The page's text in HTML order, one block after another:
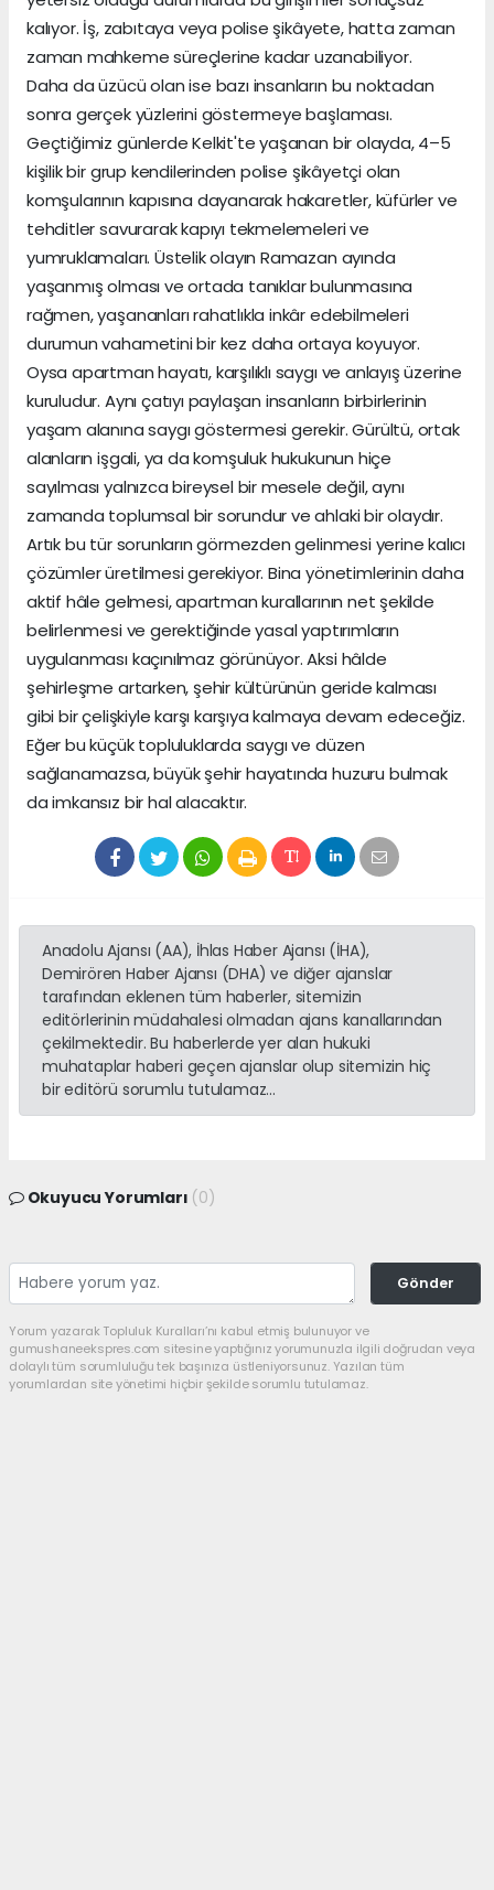
kalıyor. İş, zabıtaya veya polise şikâyete, hatta zaman
zaman mahkeme süreçlerine kadar uzanabiliyor.
Daha da üzücü olan ise bazı insanların bu noktadan
sonra gerçek yüzlerini göstermeye başlaması.
Geçtiğimiz günlerde Kelkit'te yaşanan bir olayda, 4–5
kişilik bir grup kendilerinden polise şikâyetçi olan
komşularının kapısına dayanarak hakaretler, küfürler ve
tehditler savurarak kapıyı tekmelemeleri ve
yumruklamaları. Üstelik olayın Ramazan ayında
yaşanmış olması ve ortada tanıklar bulunmasına
rağmen, yaşananları rahatlıkla inkâr edebilmeleri
durumun vahametini bir kez daha ortaya koyuyor.
Oysa apartman hayatı, karşılıklı saygı ve anlayış üzerine
kuruludur. Aynı çatıyı paylaşan insanların birbirlerinin
yaşam alanına saygı göstermesi gerekir. Gürültü, ortak
alanların işgali, ya da komşuluk hukukunun hiçe
sayılması yalnızca bireysel bir mesele değil, aynı
zamanda toplumsal bir sorundur ve ahlaki bir olaydır.
Artık bu tür sorunların görmezden gelinmesi yerine kalıcı
çözümler üretilmesi gerekiyor. Bina yönetimlerinin daha
aktif hâle gelmesi, apartman kurallarının net şekilde
belirlenmesi ve gerektiğinde yasal yaptırımların
uygulanması kaçınılmaz görünüyor. Aksi hâlde
şehirleşme artarken, şehir kültürünün geride kalması
gibi bir çelişkiyle karşı karşıya kalmaya devam edeceğiz.
Eğer bu küçük topluluklarda saygı ve düzen
sağlanamazsa, büyük şehir hayatında huzuru bulmak
da imkansız bir hal alacaktır.
Anadolu Ajansı (AA), İhlas Haber Ajansı (İHA),
Demirören Haber Ajansı (DHA) ve diğer ajanslar
tarafından eklenen tüm haberler, sitemizin
editörlerinin müdahalesi olmadan ajans kanallarından
çekilmektedir. Bu haberlerde yer alan hukuki
muhataplar haberi geçen ajanslar olup sitemizin hiç
bir editörü sorumlu tutulamaz...
Okuyucu Yorumları (0)
Gönder
Yorum yazarak Topluluk Kuralları’nı kabul etmiş bulunuyor ve
gumushaneekspres.com sitesine yaptığınız yorumunuzla ilgili doğrudan veya
dolaylı tüm sorumluluğu tek başınıza üstleniyorsunuz. Yazılan tüm
yorumlardan site yönetimi hiçbir şekilde sorumlu tutulamaz.